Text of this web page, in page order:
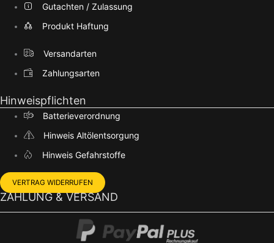
Gutachten / Zulassung
Produkt Haftung
Versandarten
Zahlungsarten
Hinweispflichten
Batterieverordnung
Hinweis Altölentsorgung
Hinweis Gefahrstoffe
VERTRAG WIDERRUFEN
ZAHLUNG & VERSAND